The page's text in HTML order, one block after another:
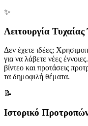
✨
Λειτουργία
Δεν έχετε ιδέες;
για να λάβετε νέες
βίντεο και προτάσεις
τα δημοφιλή θέματα.
📝
Ιστορικό